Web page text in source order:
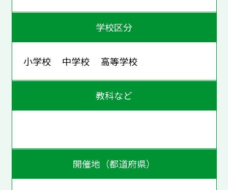
学校区分
小学校 中学校 高等学校
教科など
開催地（都道府県）